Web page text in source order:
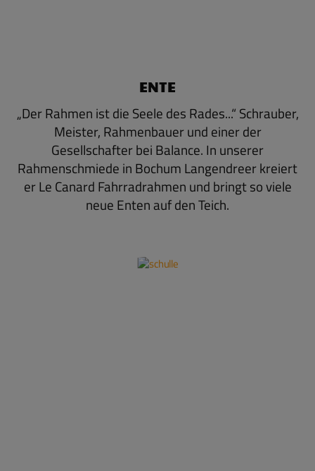
ENTE
„Der Rahmen ist die Seele des Rades...“ Schrauber,
Meister, Rahmenbauer und einer der
Gesellschafter bei Balance. In unserer
Rahmenschmiede in Bochum Langendreer kreiert
er Le Canard Fahrradrahmen und bringt so viele
neue Enten auf den Teich.